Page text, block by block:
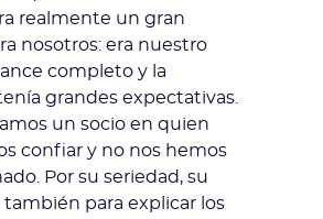
realmente un gran
nosotros: era nuestro
completo y la
grandes expectativas.
un socio en quien
confiar y no nos hemos
Por su seriedad, su
también para explicar los